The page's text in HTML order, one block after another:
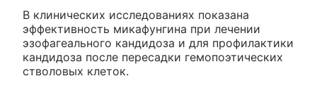
В клинических исследованиях показана
эффективность микафунгина при лечении
эзофагеального кандидоза и для профилактики
кандидоза после пересадки гемопоэтических
стволовых клеток.